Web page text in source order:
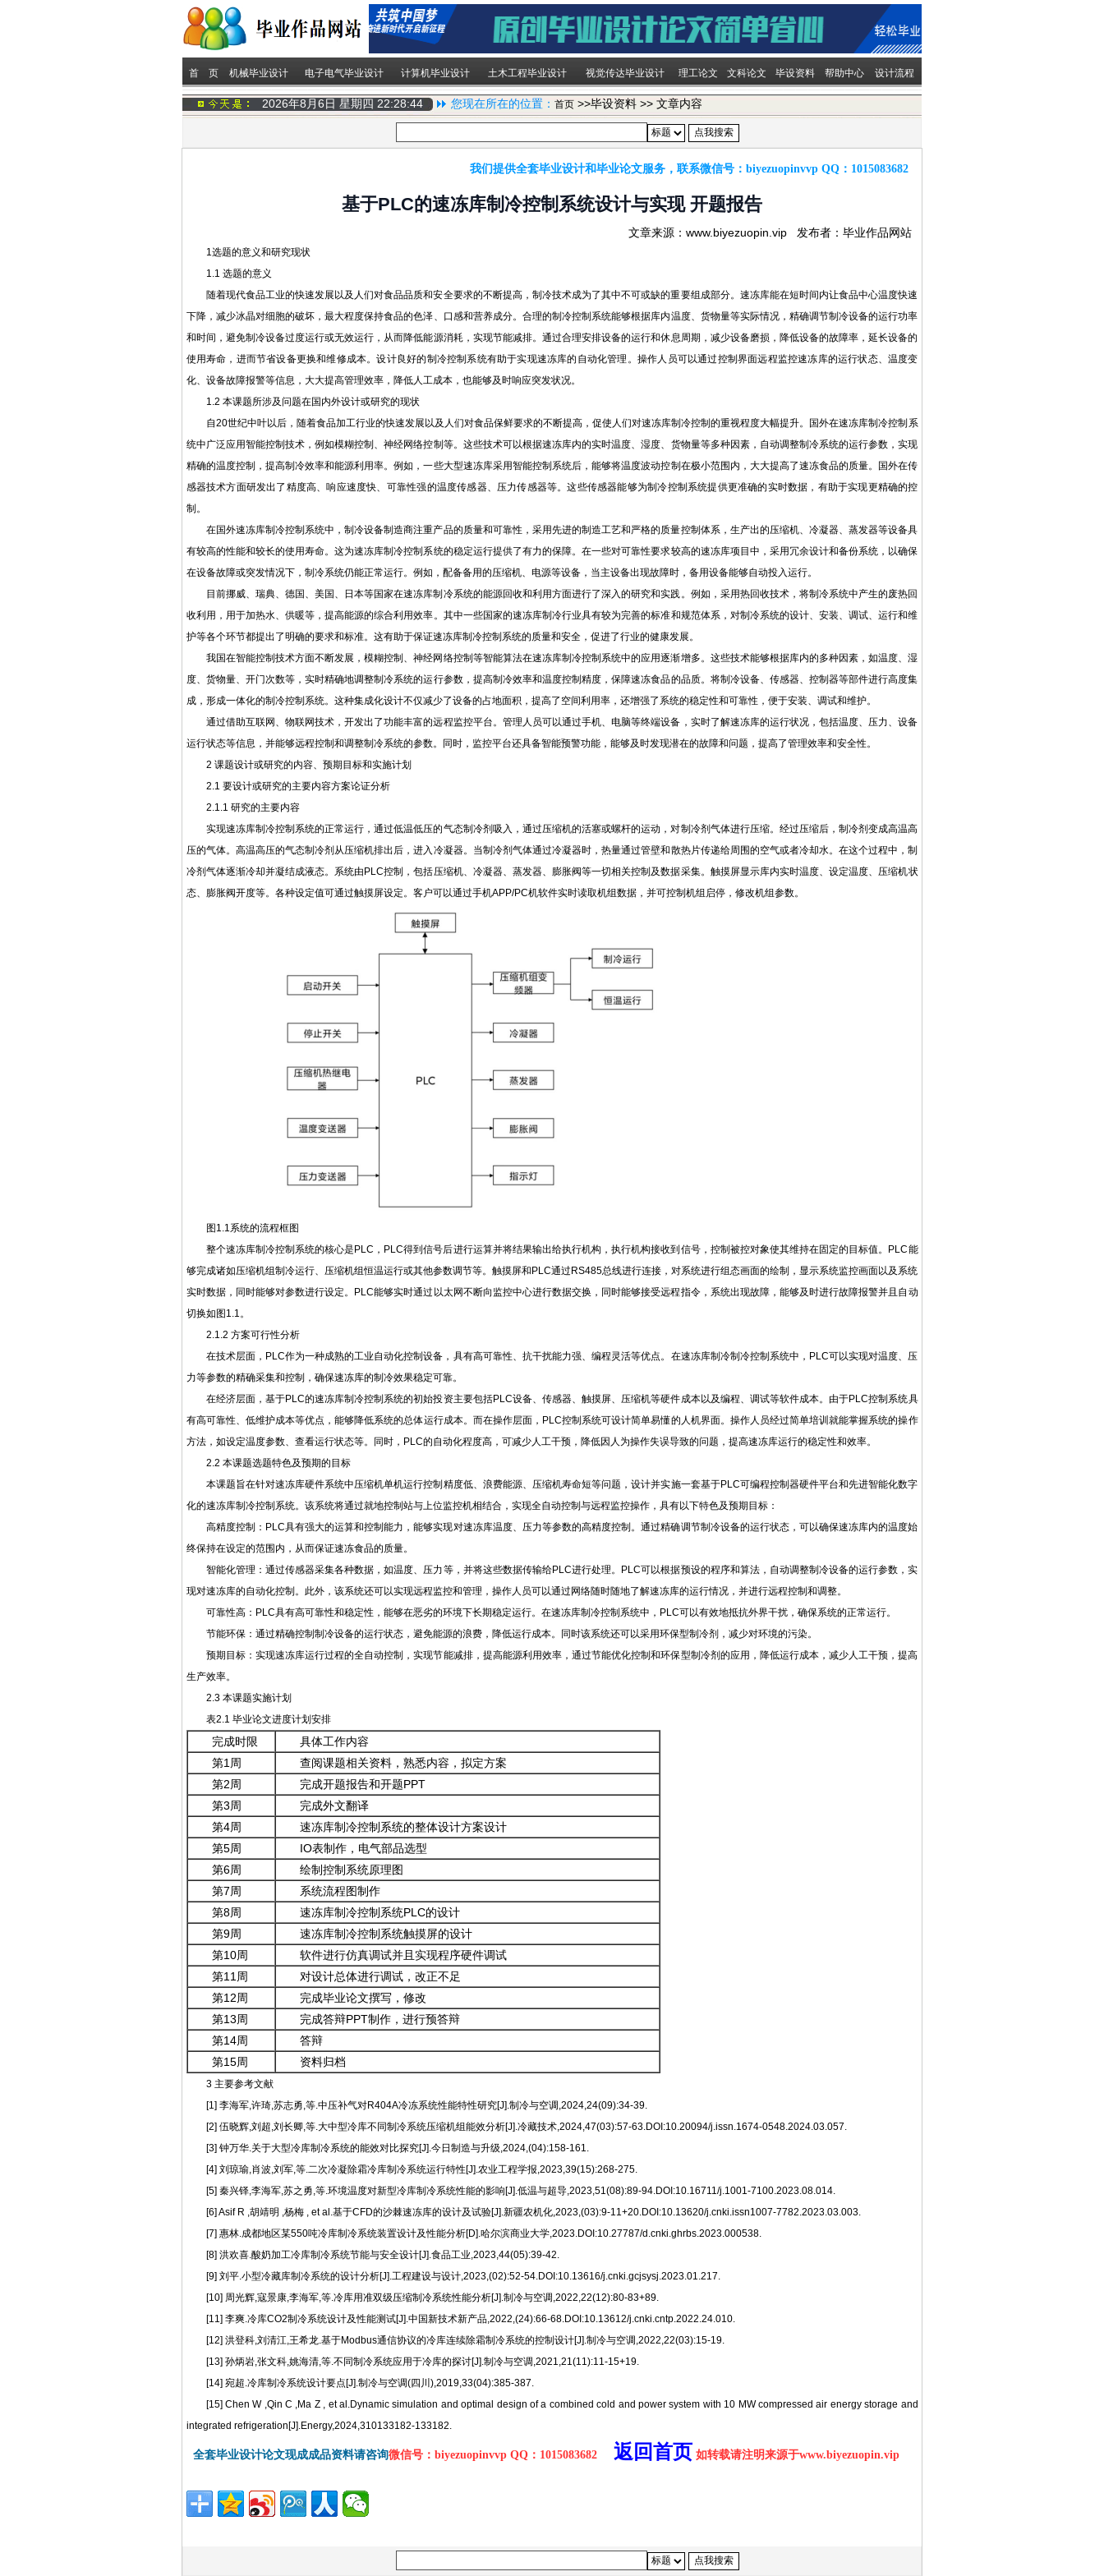
首 页 机械毕业设计 电子电气毕业设计 计算机毕业设计 土木工程毕业设计 视觉传达毕业设计 理工论文 文科论文 毕设资料 帮助中心 设计流程
2026年8月6日 星期四 22:28:45 您现在所在的位置： 首页 >>毕设资料 >> 文章内容
我们提供全套毕业设计和毕业论文服务，联系微信号： biyezuopinvvp QQ： 1015083682
基于PLC的速冻库制冷控制系统设计与实现 开题报告
文章来源：www.biyezuopin.vip 发布者：毕业作品网站
1选题的意义和研究现状
1.1 选题的意义
随着现代食品工业的快速发展以及人们对食品品质和安全要求的不断提高，制冷技术成为了其中不可或缺的重要组成部分。速冻库能在短时间内让食品中心温度快速
下降，减少冰晶对细胞的破坏，最大程度保持食品的色泽、口感和营养成分。合理的制冷控制系统能够根据库内温度、货物量等实际情况，精确调节制冷设备的运行功率
和时间，避免制冷设备过度运行或无效运行，从而降低能源消耗，实现节能减排。通过合理安排设备的运行和休息周期，减少设备磨损，降低设备的故障率，延长设备的
使用寿命，进而节省设备更换和维修成本。设计良好的制冷控制系统有助于实现速冻库的自动化管理。操作人员可以通过控制界面远程监控速冻库的运行状态、温度变
化、设备故障报警等信息，大大提高管理效率，降低人工成本，也能够及时响应突发状况。
1.2 本课题所涉及问题在国内外设计或研究的现状
自20世纪中叶以后，随着食品加工行业的快速发展以及人们对食品保鲜要求的不断提高，促使人们对速冻库制冷控制的重视程度大幅提升。国外在速冻库制冷控制系
统中广泛应用智能控制技术，例如模糊控制、神经网络控制等。这些技术可以根据速冻库内的实时温度、湿度、货物量等多种因素，自动调整制冷系统的运行参数，实现
精确的温度控制，提高制冷效率和能源利用率。例如，一些大型速冻库采用智能控制系统后，能够将温度波动控制在极小范围内，大大提高了速冻食品的质量。国外在传
感器技术方面研发出了精度高、响应速度快、可靠性强的温度传感器、压力传感器等。这些传感器能够为制冷控制系统提供更准确的实时数据，有助于实现更精确的控
制。
在国外速冻库制冷控制系统中，制冷设备制造商注重产品的质量和可靠性，采用先进的制造工艺和严格的质量控制体系，生产出的压缩机、冷凝器、蒸发器等设备具
有较高的性能和较长的使用寿命。这为速冻库制冷控制系统的稳定运行提供了有力的保障。在一些对可靠性要求较高的速冻库项目中，采用冗余设计和备份系统，以确保
在设备故障或突发情况下，制冷系统仍能正常运行。例如，配备备用的压缩机、电源等设备，当主设备出现故障时，备用设备能够自动投入运行。
目前挪威、瑞典、德国、美国、日本等国家在速冻库制冷系统的能源回收和利用方面进行了深入的研究和实践。例如，采用热回收技术，将制冷系统中产生的废热回
收利用，用于加热水、供暖等，提高能源的综合利用效率。其中一些国家的速冻库制冷行业具有较为完善的标准和规范体系，对制冷系统的设计、安装、调试、运行和维
护等各个环节都提出了明确的要求和标准。这有助于保证速冻库制冷控制系统的质量和安全，促进了行业的健康发展。
我国在智能控制技术方面不断发展，模糊控制、神经网络控制等智能算法在速冻库制冷控制系统中的应用逐渐增多。这些技术能够根据库内的多种因素，如温度、湿
度、货物量、开门次数等，实时精确地调整制冷系统的运行参数，提高制冷效率和温度控制精度，保障速冻食品的品质。将制冷设备、传感器、控制器等部件进行高度集
成，形成一体化的制冷控制系统。这种集成化设计不仅减少了设备的占地面积，提高了空间利用率，还增强了系统的稳定性和可靠性，便于安装、调试和维护。
通过借助互联网、物联网技术，开发出了功能丰富的远程监控平台。管理人员可以通过手机、电脑等终端设备，实时了解速冻库的运行状况，包括温度、压力、设备
运行状态等信息，并能够远程控制和调整制冷系统的参数。同时，监控平台还具备智能预警功能，能够及时发现潜在的故障和问题，提高了管理效率和安全性。
2 课题设计或研究的内容、预期目标和实施计划
2.1 要设计或研究的主要内容方案论证分析
2.1.1 研究的主要内容
实现速冻库制冷控制系统的正常运行，通过低温低压的气态制冷剂吸入，通过压缩机的活塞或螺杆的运动，对制冷剂气体进行压缩。经过压缩后，制冷剂变成高温高
压的气体。高温高压的气态制冷剂从压缩机排出后，进入冷凝器。当制冷剂气体通过冷凝器时，热量通过管壁和散热片传递给周围的空气或者冷却水。在这个过程中，制
冷剂气体逐渐冷却并凝结成液态。系统由PLC控制，包括压缩机、冷凝器、蒸发器、膨胀阀等一切相关控制及数据采集。触摸屏显示库内实时温度、设定温度、压缩机状
态、膨胀阀开度等。各种设定值可通过触摸屏设定。客户可以通过手机APP/PC机软件实时读取机组数据，并可控制机组启停，修改机组参数。
图1.1系统的流程框图
整个速冻库制冷控制系统的核心是PLC，PLC得到信号后进行运算并将结果输出给执行机构，执行机构接收到信号，控制被控对象使其维持在固定的目标值。PLC能
够完成诸如压缩机组制冷运行、压缩机组恒温运行或其他参数调节等。触摸屏和PLC通过RS485总线进行连接，对系统进行组态画面的绘制，显示系统监控画面以及系统
实时数据，同时能够对参数进行设定。PLC能够实时通过以太网不断向监控中心进行数据交换，同时能够接受远程指令，系统出现故障，能够及时进行故障报警并且自动
切换如图1.1。
2.1.2 方案可行性分析
在技术层面，PLC作为一种成熟的工业自动化控制设备，具有高可靠性、抗干扰能力强、编程灵活等优点。在速冻库制冷制冷控制系统中，PLC可以实现对温度、压
力等参数的精确采集和控制，确保速冻库的制冷效果稳定可靠。
在经济层面，基于PLC的速冻库制冷控制系统的初始投资主要包括PLC设备、传感器、触摸屏、压缩机等硬件成本以及编程、调试等软件成本。由于PLC控制系统具
有高可靠性、低维护成本等优点，能够降低系统的总体运行成本。而在操作层面，PLC控制系统可设计简单易懂的人机界面。操作人员经过简单培训就能掌握系统的操作
方法，如设定温度参数、查看运行状态等。同时，PLC的自动化程度高，可减少人工干预，降低因人为操作失误导致的问题，提高速冻库运行的稳定性和效率。
2.2 本课题选题特色及预期的目标
本课题旨在针对速冻库硬件系统中压缩机单机运行控制精度低、浪费能源、压缩机寿命短等问题，设计并实施一套基于PLC可编程控制器硬件平台和先进智能化数字
化的速冻库制冷控制系统。该系统将通过就地控制站与上位监控机相结合，实现全自动控制与远程监控操作，具有以下特色及预期目标：
高精度控制：PLC具有强大的运算和控制能力，能够实现对速冻库温度、压力等参数的高精度控制。通过精确调节制冷设备的运行状态，可以确保速冻库内的温度始
终保持在设定的范围内，从而保证速冻食品的质量。
智能化管理：通过传感器采集各种数据，如温度、压力等，并将这些数据传输给PLC进行处理。PLC可以根据预设的程序和算法，自动调整制冷设备的运行参数，实
现对速冻库的自动化控制。此外，该系统还可以实现远程监控和管理，操作人员可以通过网络随时随地了解速冻库的运行情况，并进行远程控制和调整。
可靠性高：PLC具有高可靠性和稳定性，能够在恶劣的环境下长期稳定运行。在速冻库制冷控制系统中，PLC可以有效地抵抗外界干扰，确保系统的正常运行。
节能环保：通过精确控制制冷设备的运行状态，避免能源的浪费，降低运行成本。同时该系统还可以采用环保型制冷剂，减少对环境的污染。
预期目标：实现速冻库运行过程的全自动控制，实现节能减排，提高能源利用效率，通过节能优化控制和环保型制冷剂的应用，降低运行成本，减少人工干预，提高
生产效率。
2.3 本课题实施计划
表2.1 毕业论文进度计划安排
完成时限
具体工作内容
第1周
查阅课题相关资料，熟悉内容，拟定方案
第2周
完成开题报告和开题PPT
第3周
完成外文翻译
第4周
速冻库制冷控制系统的整体设计方案设计
第5周
IO表制作，电气部品选型
第6周
绘制控制系统原理图
第7周
系统流程图制作
第8周
速冻库制冷控制系统PLC的设计
第9周
速冻库制冷控制系统触摸屏的设计
第10周
软件进行仿真调试并且实现程序硬件调试
第11周
对设计总体进行调试，改正不足
第12周
完成毕业论文撰写，修改
第13周
完成答辩PPT制作，进行预答辩
第14周
答辩
第15周
资料归档
3 主要参考文献
[1] 李海军,许琦,苏志勇,等.中压补气对R404A冷冻系统性能特性研究[J].制冷与空调,2024,24(09):34-39.
[2] 伍晓辉,刘超,刘长卿,等.大中型冷库不同制冷系统压缩机组能效分析[J].冷藏技术,2024,47(03):57-63.DOI:10.20094/j.issn.1674-0548.2024.03.057.
[3] 钟万华.关于大型冷库制冷系统的能效对比探究[J].今日制造与升级,2024,(04):158-161.
[4] 刘琼瑜,肖波,刘军,等.二次冷凝除霜冷库制冷系统运行特性[J].农业工程学报,2023,39(15):268-275.
[5] 秦兴铎,李海军,苏之勇,等.环境温度对新型冷库制冷系统性能的影响[J].低温与超导,2023,51(08):89-94.DOI:10.16711/j.1001-7100.2023.08.014.
[6] Asif R ,胡靖明 ,杨梅 , et al.基于CFD的沙棘速冻库的设计及试验[J].新疆农机化,2023,(03):9-11+20.DOI:10.13620/j.cnki.issn1007-7782.2023.03.003.
[7] 惠林.成都地区某550吨冷库制冷系统装置设计及性能分析[D].哈尔滨商业大学,2023.DOI:10.27787/d.cnki.ghrbs.2023.000538.
[8] 洪欢喜.酸奶加工冷库制冷系统节能与安全设计[J].食品工业,2023,44(05):39-42.
[9] 刘平.小型冷藏库制冷系统的设计分析[J].工程建设与设计,2023,(02):52-54.DOI:10.13616/j.cnki.gcjsysj.2023.01.217.
[10] 周光辉,寇景康,李海军,等.冷库用准双级压缩制冷系统性能分析[J].制冷与空调,2022,22(12):80-83+89.
[11] 李爽.冷库CO2制冷系统设计及性能测试[J].中国新技术新产品,2022,(24):66-68.DOI:10.13612/j.cnki.cntp.2022.24.010.
[12] 洪登科,刘清江,王希龙.基于Modbus通信协议的冷库连续除霜制冷系统的控制设计[J].制冷与空调,2022,22(03):15-19.
[13] 孙炳岩,张文科,姚海清,等.不同制冷系统应用于冷库的探讨[J].制冷与空调,2021,21(11):11-15+19.
[14] 宛超.冷库制冷系统设计要点[J].制冷与空调(四川),2019,33(04):385-387.
[15] Chen W ,Qin C ,Ma Z , et al.Dynamic simulation and optimal design of a combined cold and power system with 10 MW compressed air energy storage and
integrated refrigeration[J].Energy,2024,310133182-133182.
全套毕业设计论文现成成品资料请咨询微信号：biyezuopinvvp QQ：1015083682 返回首页 如转载请注明来源于www.biyezuopin.vip